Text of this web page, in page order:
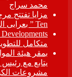
محمد سراج
Ten ” بعرابى الجديدة بمدينة العبور
متكامل
بمقر هيئة
يتابع مع
مشروعات